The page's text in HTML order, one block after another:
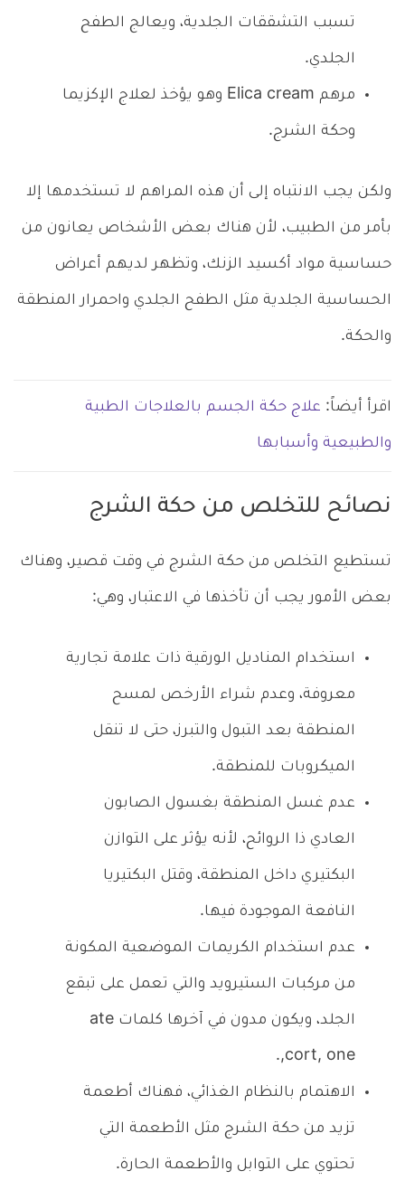
تسبب التشققات الجلدية، ويعالج الطفح
الجلدي.
مرهم Elica cream وهو يؤخذ لعلاج الإكزيما
وحكة الشرج.
ولكن يجب الانتباه إلى أن هذه المراهم لا تستخدمها إلا
بأمر من الطبيب، لأن هناك بعض الأشخاص يعانون من
حساسية مواد أكسيد الزنك، وتظهر لديهم أعراض
الحساسية الجلدية مثل الطفح الجلدي واحمرار المنطقة
والحكة.
اقرأ أيضاً: علاج حكة الجسم بالعلاجات الطبية
والطبيعية وأسبابها
نصائح للتخلص من حكة الشرج
تستطيع التخلص من حكة الشرج في وقت قصير، وهناك
بعض الأمور يجب أن تأخذها في الاعتبار، وهي:
استخدام المناديل الورقية ذات علامة تجارية
معروفة، وعدم شراء الأرخص لمسح
المنطقة بعد التبول والتبرز، حتى لا تنقل
الميكروبات للمنطقة.
عدم غسل المنطقة بغسول الصابون
العادي ذا الروائح، لأنه يؤثر على التوازن
البكتيري داخل المنطقة، وقتل البكتيريا
النافعة الموجودة فيها.
عدم استخدام الكريمات الموضعية المكونة
من مركبات الستيرويد والتي تعمل على تبقع
الجلد، ويكون مدون في آخرها كلمات ate
,cort, one.
الاهتمام بالنظام الغذائي، فهناك أطعمة
تزيد من حكة الشرج مثل الأطعمة التي
تحتوي على التوابل والأطعمة الحارة.